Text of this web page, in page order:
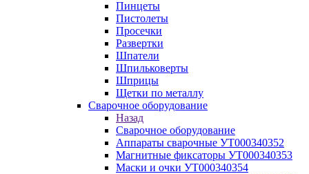
Пинцеты
Пистолеты
Просечки
Развертки
Шпатели
Шпильковерты
Шприцы
Щетки по металлу
Сварочное оборудование
Назад
Сварочное оборудование
Аппараты сварочные УТ000340352
Магнитные фиксаторы УТ000340353
Маски и очки УТ000340354